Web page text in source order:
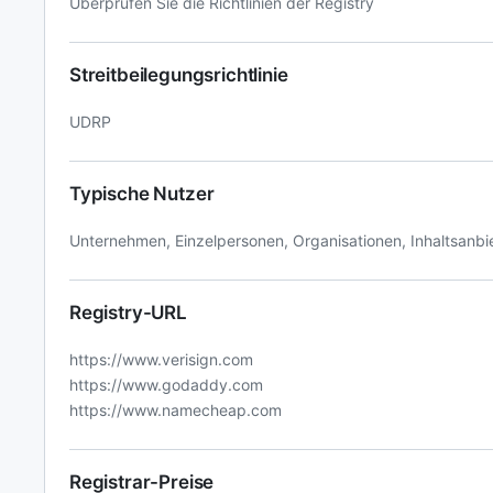
Streitbeilegungsrichtlinie
UDRP
Typische Nutzer
Unternehmen, Einzelpersonen, Organisationen,
Registry-URL
https://www.verisign.com
https://www.godaddy.com
https://www.namecheap.com
Registrar-Preise